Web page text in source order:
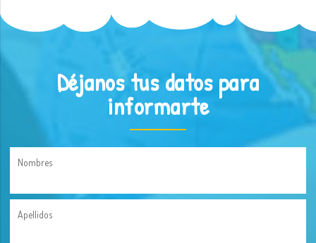
Déjanos tus datos para
informarte
Nombres
Apellidos